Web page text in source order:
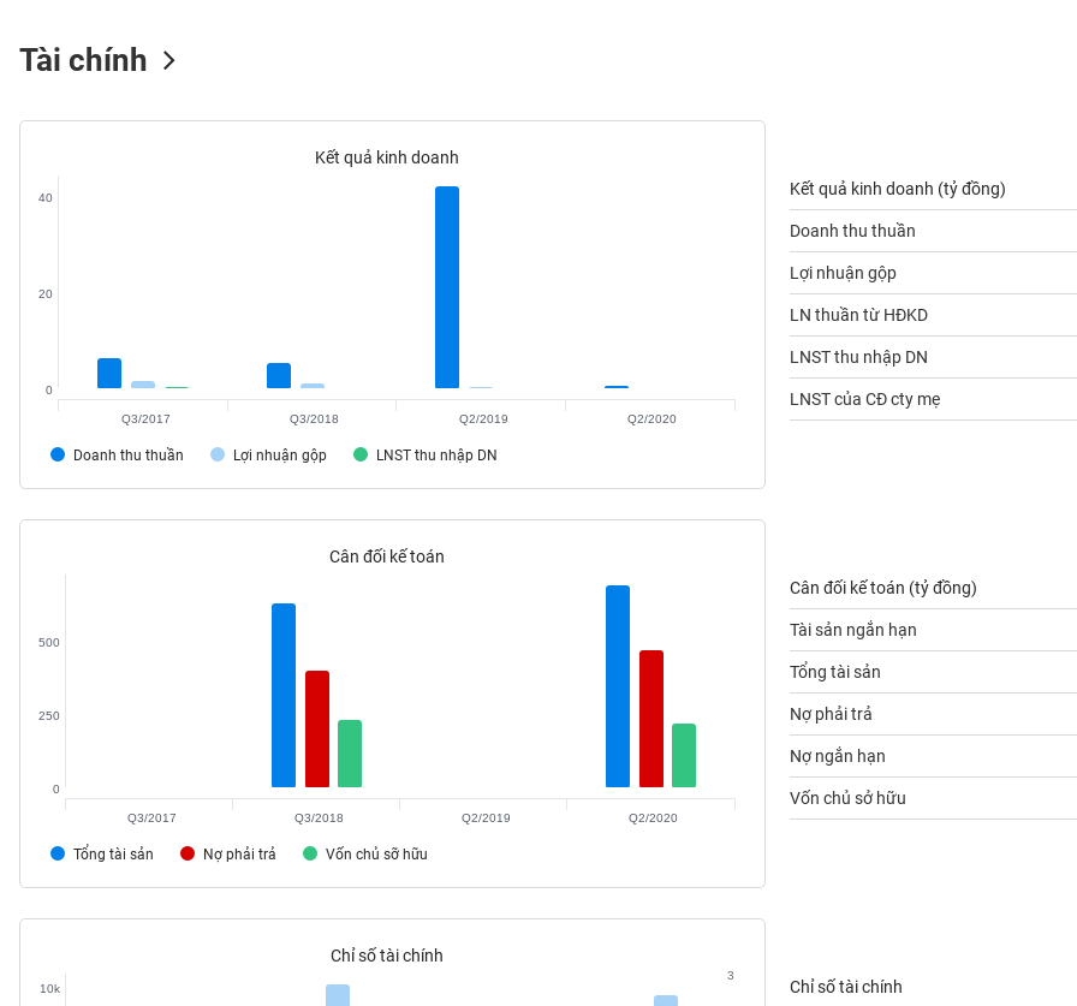
Tài chính
Kết quả kinh doanh
Doanh thu thuần Lợi nhuận gộp LNST thu nhập DN
0
20
40
Q3/2017 Q3/2018 Q2/2019 Q2/2020
Kết quả kinh doanh (tỷ đồng)
Doanh thu thuần
Lợi nhuận gộp
LN thuần từ HĐKD
LNST thu nhập DN
LNST của CĐ cty mẹ
Cân đối kế toán
Tổng tài sản Nợ phải trả Vốn chủ sỡ hữu
0
250
500
Q3/2017 Q3/2018 Q2/2019 Q2/2020
Cân đối kế toán (tỷ đồng)
Tài sản ngắn hạn
Tổng tài sản
Nợ phải trả
Nợ ngắn hạn
Vốn chủ sở hữu
Chỉ số tài chính
10k
3
Chỉ số tài chính
VẬT
NGHIỆP
TIÊU
TIÊU
THIẾT
CHĂM